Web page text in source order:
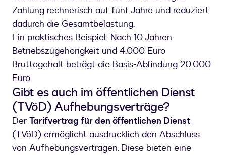
Zahlung rechnerisch auf fünf Jahre und reduziert
dadurch die Gesamtbelastung.
Ein praktisches Beispiel: Nach 10 Jahren
Betriebszugehörigkeit und 4.000 Euro
Bruttogehalt beträgt die Basis-Abfindung 20.000
Euro.
Gibt es auch im öffentlichen Dienst
(TVöD) Aufhebungsverträge?
Der Tarifvertrag für den öffentlichen Dienst
(TVöD) ermöglicht ausdrücklich den Abschluss
von Aufhebungsverträgen. Diese bieten eine